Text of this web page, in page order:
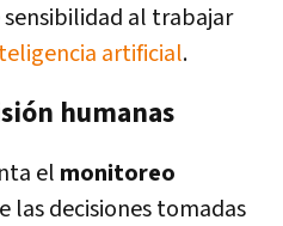
al trabajar
artificial.
humanas
el monitoreo
las decisiones tomadas